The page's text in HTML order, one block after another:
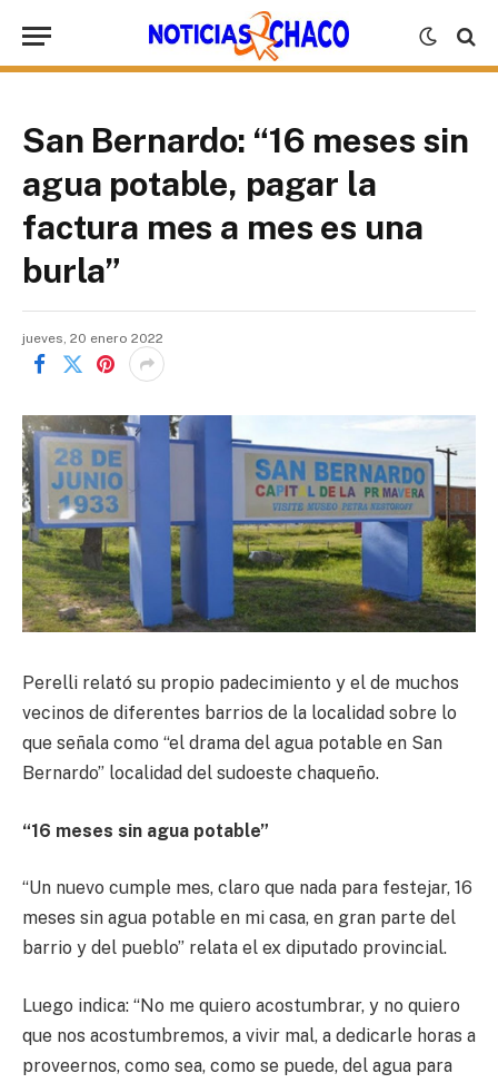
San Bernardo: “16 meses sin
agua potable, pagar la
factura mes a mes es una
burla”
jueves, 20 enero 2022
Perelli relató su propio padecimiento y el de muchos
vecinos de diferentes barrios de la localidad sobre lo
que señala como “el drama del agua potable en San
Bernardo” localidad del sudoeste chaqueño.
“16 meses sin agua potable”
“Un nuevo cumple mes, claro que nada para festejar, 16
meses sin agua potable en mi casa, en gran parte del
barrio y del pueblo” relata el ex diputado provincial.
Luego indica: “No me quiero acostumbrar, y no quiero
que nos acostumbremos, a vivir mal, a dedicarle horas a
proveernos, como sea, como se puede, del agua para